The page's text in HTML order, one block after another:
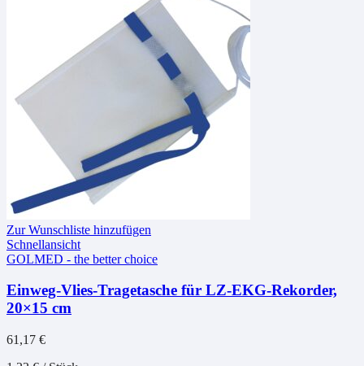
Zur Wunschliste hinzufügen
Schnellansicht
GOLMED - the better choice
Einweg-Vlies-Tragetasche für LZ-EKG-Rekorder,
20×15 cm
61,17 €